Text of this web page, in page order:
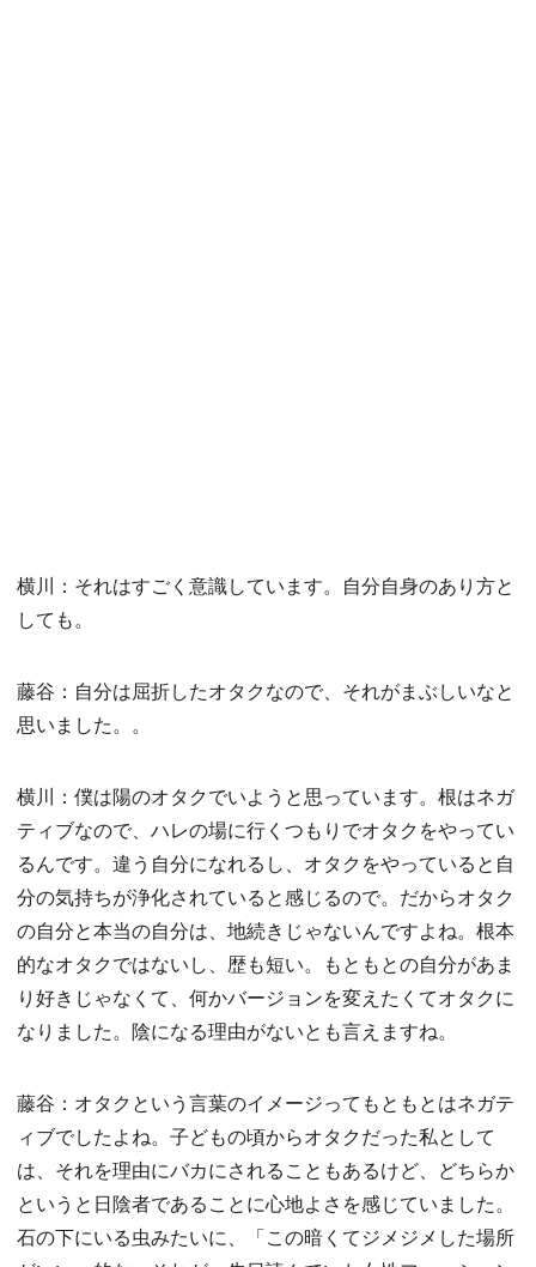
横川：それはすごく意識しています。自分自身のあり方と
しても。
藤谷：自分は屈折したオタクなので、それがまぶしいなと
思いました。。
横川：僕は陽のオタクでいようと思っています。根はネガ
ティブなので、ハレの場に行くつもりでオタクをやってい
るんです。違う自分になれるし、オタクをやっていると自
分の気持ちが浄化されていると感じるので。だからオタク
の自分と本当の自分は、地続きじゃないんですよね。根本
的なオタクではないし、歴も短い。もともとの自分があま
り好きじゃなくて、何かバージョンを変えたくてオタクに
なりました。陰になる理由がないとも言えますね。
藤谷：オタクという言葉のイメージってもともとはネガテ
ィブでしたよね。子どもの頃からオタクだった私として
は、それを理由にバカにされることもあるけど、どちらか
というと日陰者であることに心地よさを感じていました。
石の下にいる虫みたいに、「この暗くてジメジメした場所